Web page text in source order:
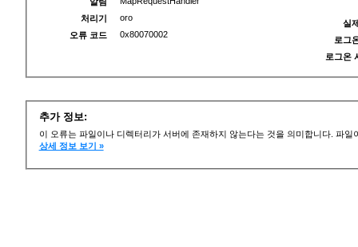
처리기
oro
오류 코드
0x80070002
실
로그
로그온
추가 정보:
이 오류는 파일이나 디렉터리가 서버에 존재하지 않는다는 것을 의미합니다. 파
상세 정보 보기 »